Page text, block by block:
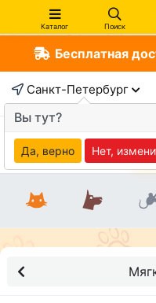
Каталог Поиск
Бесплатная
Санкт-Петербург
Вы тут?
Да, верно Нет,